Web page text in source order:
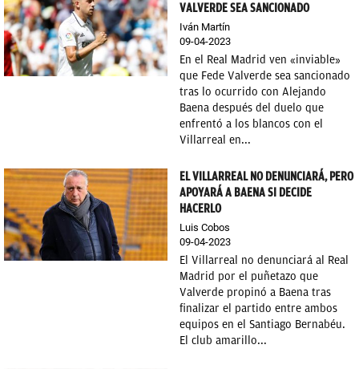
VALVERDE SEA SANCIONADO
Iván Martín
09-04-2023
En el Real Madrid ven «inviable»
que Fede Valverde sea sancionado
tras lo ocurrido con Alejando
Baena después del duelo que
enfrentó a los blancos con el
Villarreal en...
EL VILLARREAL NO DENUNCIARÁ, PERO
APOYARÁ A BAENA SI DECIDE
HACERLO
Luis Cobos
09-04-2023
El Villarreal no denunciará al Real
Madrid por el puñetazo que
Valverde propinó a Baena tras
finalizar el partido entre ambos
equipos en el Santiago Bernabéu.
El club amarillo...